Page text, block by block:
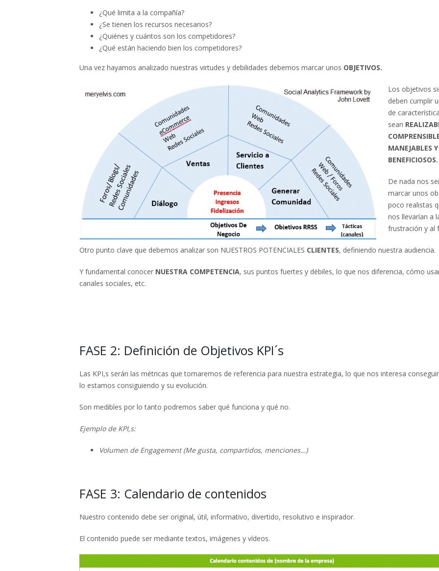
¿Qué limita a la compañía?
¿Se tienen los recursos necesarios?
¿Quiénes y cuántos son los competidores?
¿Qué están haciendo bien los competidores?
Una vez hayamos analizado nuestras virtudes y debilidades debemos marcar unos OBJETIVOS.
Los objetivos
deben cumplir
de
sean
MANEJABLES Y
BENEFICIOSOS.
De nada nos
marcar unos
poco realistas
nos llevarían a
frustración y al
Otro punto clave que debemos analizar son NUESTROS POTENCIALES CLIENTES, definiendo nuestra audiencia.
Y fundamental conocer NUESTRA COMPETENCIA, sus puntos fuertes y débiles, lo que nos diferencia, cómo
canales sociales, etc.
FASE 2: Definición de Objetivos KPI´s
Las KPI,s serán las métricas que tomaremos de referencia para nuestra estrategia, lo que nos interesa
lo estamos consiguiendo y su evolución.
Son medibles por lo tanto podremos saber qué funciona y qué no.
Ejemplo de KPI,s:
Volumen de Engagement (Me gusta, compartidos, menciones…)
FASE 3: Calendario de contenidos
Nuestro contenido debe ser original, útil, informativo, divertido, resolutivo e inspirador.
El contenido puede ser mediante textos, imágenes y vídeos.